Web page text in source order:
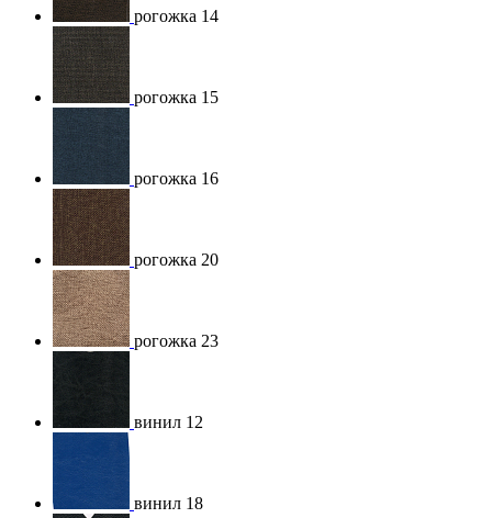
рогожка 14
рогожка 15
рогожка 16
рогожка 20
рогожка 23
винил 12
винил 18